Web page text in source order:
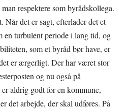
respektere som byrådskollega.
Når det er sagt, efterlader det et
en turbulent periode i lang tid, og
som et byråd bør have, er
er ærgerligt. Der har været stor
og nu også på
aldrig godt for en kommune,
det arbejde, der skal udføres. På